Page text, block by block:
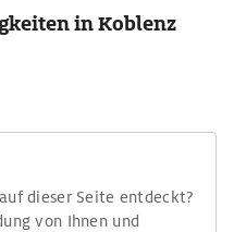
in Koblenz
dieser Seite entdeckt?
von Ihnen und